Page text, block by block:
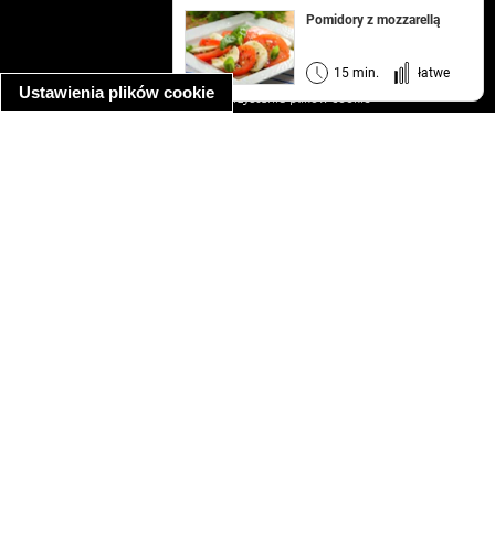
Ustawienia plików cookie
Pomidory z mozzarellą
15 min. łatwe
kontakt
regulamin
informacja o prywatności
informacja o wykorzystaniu plików cookie